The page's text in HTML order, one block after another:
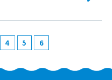
4 5 6